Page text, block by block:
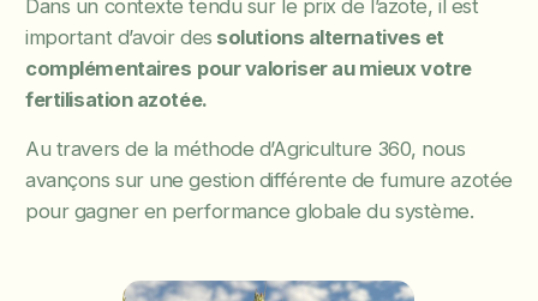
Dans un contexte tendu sur le prix de l’azote, il est
important d’avoir des solutions alternatives et
complémentaires pour valoriser au mieux votre
fertilisation azotée.
Au travers de la méthode d’Agriculture 360, nous
avançons sur une gestion différente de fumure azotée
pour gagner en performance globale du système.